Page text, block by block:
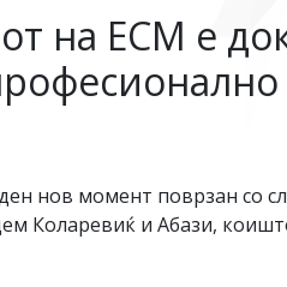
на ЕСМ е
нов момент поврзан со
Коларевиќ и Абази,